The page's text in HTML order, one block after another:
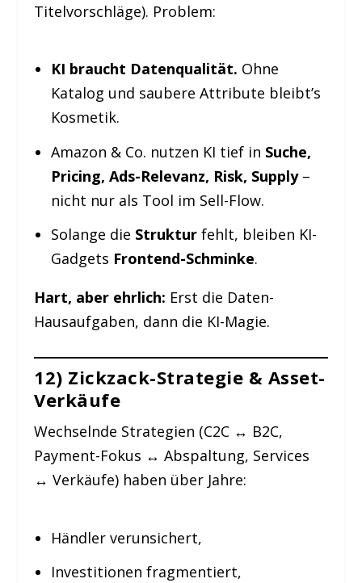
Titelvorschläge). Problem:
KI braucht Datenqualität. Ohne
Katalog und saubere Attribute bleibt’s
Kosmetik.
Amazon & Co. nutzen KI tief in Suche,
Pricing, Ads-Relevanz, Risk, Supply–
nicht nur als Tool im Sell-Flow.
Solange die Strukturfehlt, bleiben KI-
Gadgets Frontend-Schminke.
Hart, aber ehrlich: Erst die Daten-
Hausaufgaben, dann die KI-Magie.
12) Zickzack-Strategie & Asset-
Verkäufe
Wechselnde Strategien (C2C ↔ B2C,
Payment-Fokus ↔ Abspaltung, Services
↔ Verkäufe) haben über Jahre:
Händler verunsichert,
Investitionen fragmentiert,